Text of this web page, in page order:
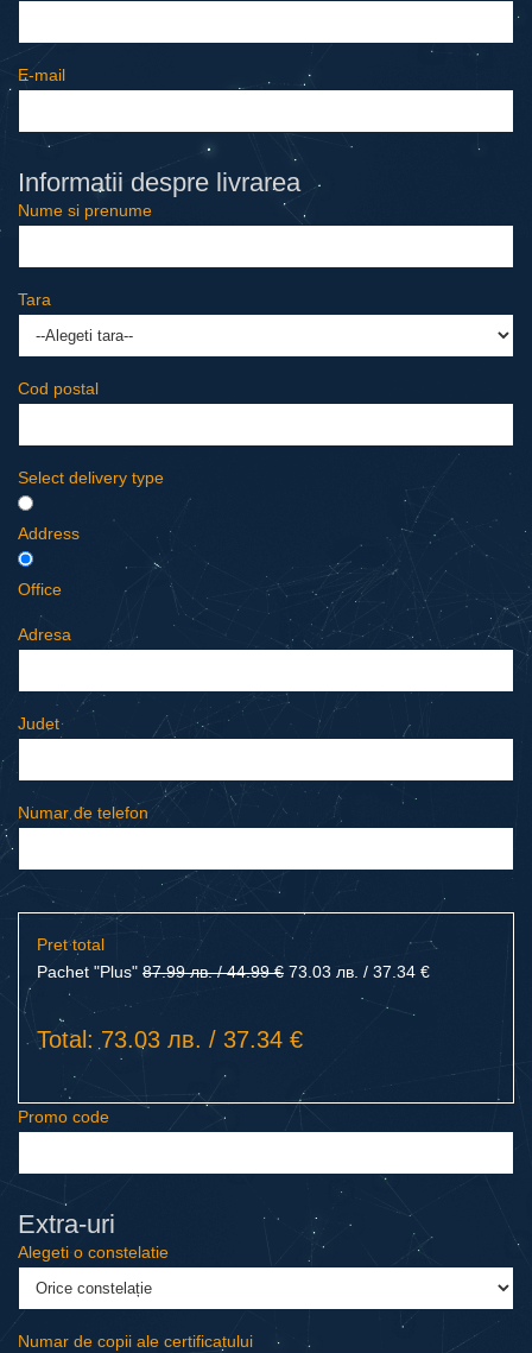
E-mail
Informatii despre livrarea
Nume si prenume
Tara
Cod postal
Select delivery type
Address
Office
Adresa
Judet
Numar de telefon
Pret total
Pachet "Plus" 87.99 лв. / 44.99 € 73.03 лв. / 37.34 €
Total: 73.03 лв. / 37.34 €
Promo code
Еxtra-uri
Alegeti o constelatie
Numar de copii ale certificatului